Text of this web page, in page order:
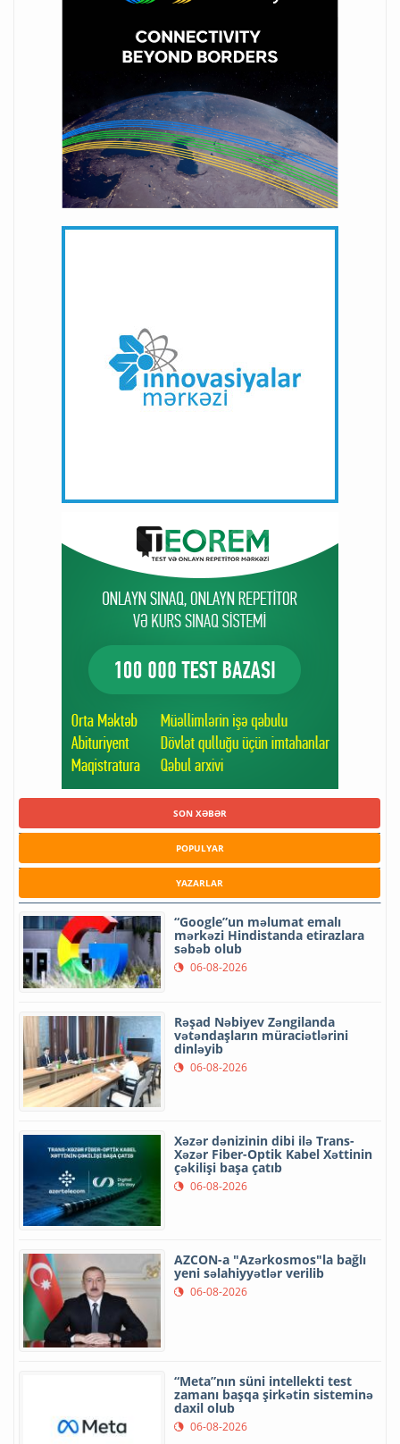
SON XƏBƏR
POPULYAR
YAZARLAR
“Google”un məlumat emalı
mərkəzi Hindistanda etirazlara
səbəb olub
06-08-2026
Rəşad Nəbiyev Zəngilanda
vətəndaşların müraciətlərini
dinləyib
06-08-2026
Xəzər dənizinin dibi ilə Trans-
Xəzər Fiber-Optik Kabel Xəttinin
çəkilişi başa çatıb
06-08-2026
AZCON-a "Azərkosmos"la bağlı
yeni səlahiyyətlər verilib
06-08-2026
“Meta”nın süni intellekti test
zamanı başqa şirkətin sisteminə
daxil olub
06-08-2026